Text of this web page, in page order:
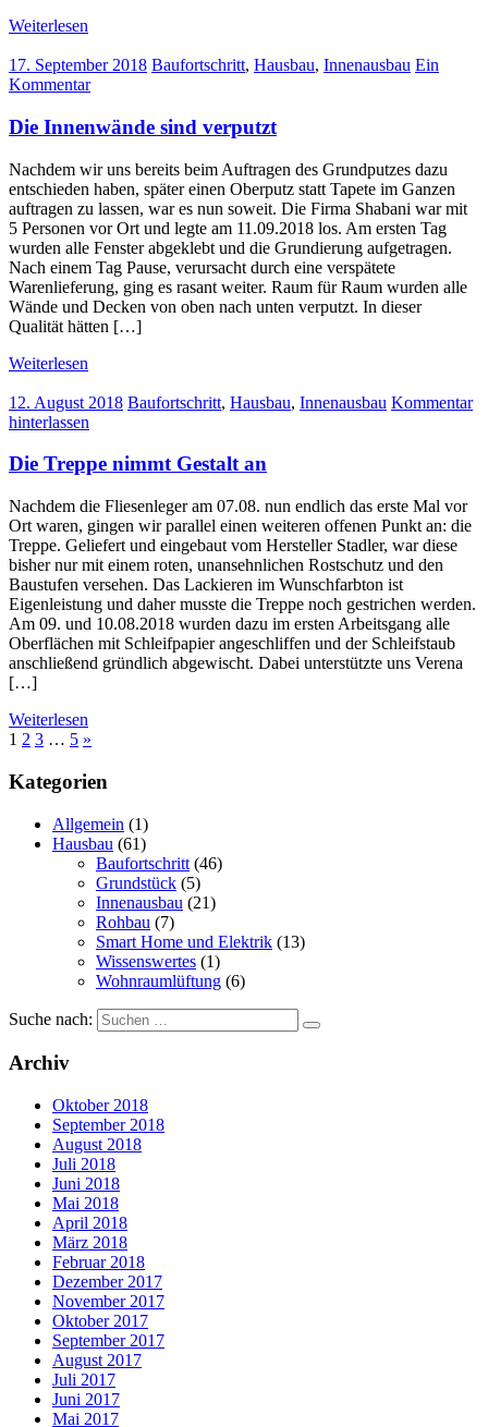
Weiterlesen
17. September 2018 Baufortschritt, Hausbau, Innenausbau Ein
Kommentar
Die Innenwände sind verputzt
Nachdem wir uns bereits beim Auftragen des Grundputzes dazu
entschieden haben, später einen Oberputz statt Tapete im Ganzen
auftragen zu lassen, war es nun soweit. Die Firma Shabani war mit
5 Personen vor Ort und legte am 11.09.2018 los. Am ersten Tag
wurden alle Fenster abgeklebt und die Grundierung aufgetragen.
Nach einem Tag Pause, verursacht durch eine verspätete
Warenlieferung, ging es rasant weiter. Raum für Raum wurden alle
Wände und Decken von oben nach unten verputzt. In dieser
Qualität hätten […]
Weiterlesen
12. August 2018 Baufortschritt, Hausbau, Innenausbau Kommentar
hinterlassen
Die Treppe nimmt Gestalt an
Nachdem die Fliesenleger am 07.08. nun endlich das erste Mal vor
Ort waren, gingen wir parallel einen weiteren offenen Punkt an: die
Treppe. Geliefert und eingebaut vom Hersteller Stadler, war diese
bisher nur mit einem roten, unansehnlichen Rostschutz und den
Baustufen versehen. Das Lackieren im Wunschfarbton ist
Eigenleistung und daher musste die Treppe noch gestrichen werden.
Am 09. und 10.08.2018 wurden dazu im ersten Arbeitsgang alle
Oberflächen mit Schleifpapier angeschliffen und der Schleifstaub
anschließend gründlich abgewischt. Dabei unterstützte uns Verena
[…]
Weiterlesen
1 2 3 … 5 »
Kategorien
Allgemein (1)
Hausbau (61)
Baufortschritt (46)
Grundstück (5)
Innenausbau (21)
Rohbau (7)
Smart Home und Elektrik (13)
Wissenswertes (1)
Wohnraumlüftung (6)
Suche nach:
Archiv
Oktober 2018
September 2018
August 2018
Juli 2018
Juni 2018
Mai 2018
April 2018
März 2018
Februar 2018
Dezember 2017
November 2017
Oktober 2017
September 2017
August 2017
Juli 2017
Juni 2017
Mai 2017